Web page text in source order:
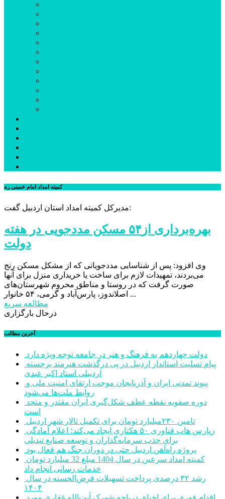
کمیته امداد امام خمینی ره
مدیرکل کمیته امداد استان اردبیل گفت:
بهره‌برداری از۵۴ مسکن مددجویی در هفته
دولت
وی افزود: پس از شناسایی مددجویانی که از مشکل مسکن رنج
می‌بردند، تمهیدات لازم برای ساخت یا خریداری منزل برای آنها
صورت گرفت که در روستا و مناطق محروم شهرستان‌های
اصلاندوز، پارس‌آباد و گرمی، ۵۴ خانوار ...
مطالعه سریع
درحال بارگزاری
آخرین مطالب
دولت چهاردهم به فرهنگ و هنر در جامعه توجه ویژه دارد
اردبیلی استاد اکبر عبدی
روابط ملت‌ها می‌شود
است
تامین ۲۳۰میلیارد تومان برای تکمیل تالار شهر اردبیل
برای جذب سرمایه‌گذاران و توسعه صنایع تبدیلی
پروژه راه‌آهن اردبیل حتی در دوران جنگ هم فعال بود
خدمات رسانی انجام داد
۱۴۰۴